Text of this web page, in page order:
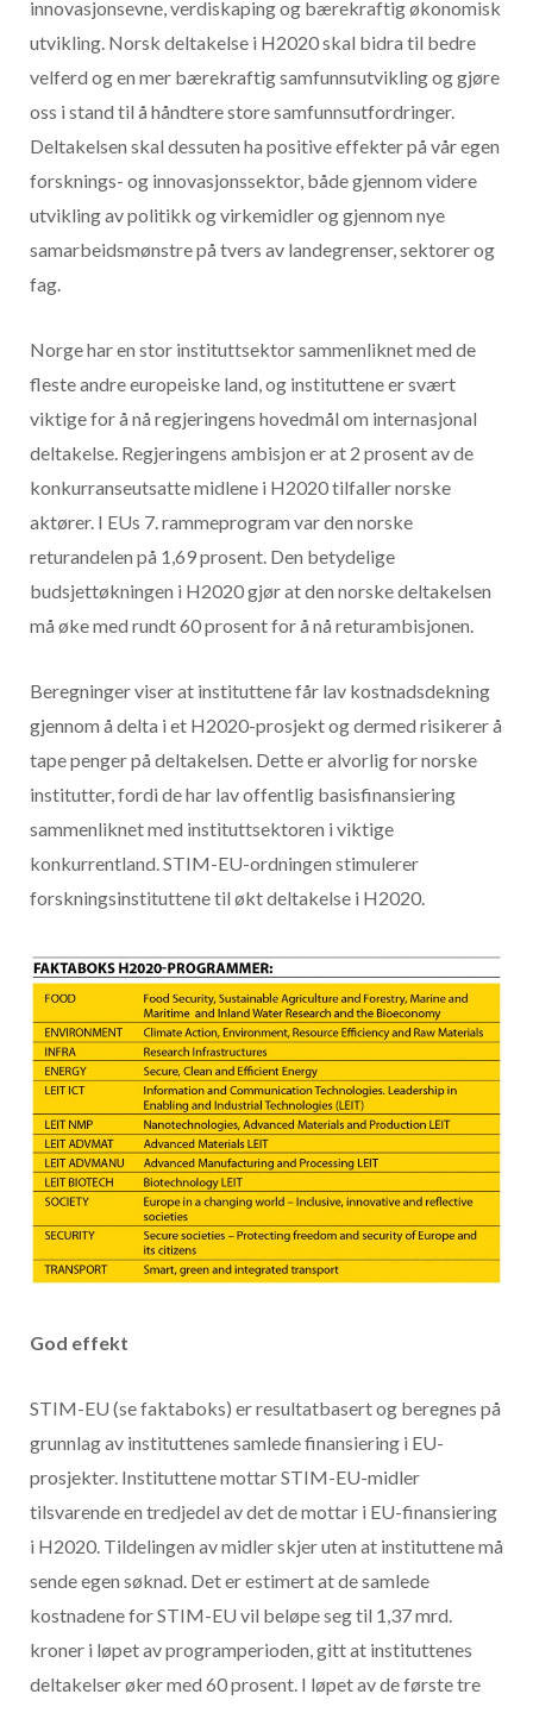
innovasjonsevne, verdiskaping og bærekraftig økonomisk
utvikling. Norsk deltakelse i H2020 skal bidra til bedre
velferd og en mer bærekraftig samfunnsutvikling og gjøre
oss i stand til å håndtere store samfunnsutfordringer.
Deltakelsen skal dessuten ha positive effekter på vår egen
forsknings- og innovasjonssektor, både gjennom videre
utvikling av politikk og virkemidler og gjennom nye
samarbeidsmønstre på tvers av landegrenser, sektorer og
fag.
Norge har en stor instituttsektor sammenliknet med de
fleste andre europeiske land, og instituttene er svært
viktige for å nå regjeringens hovedmål om internasjonal
deltakelse. Regjeringens ambisjon er at 2 prosent av de
konkurranseutsatte midlene i H2020 tilfaller norske
aktører. I EUs 7. rammeprogram var den norske
returandelen på 1,69 prosent. Den betydelige
budsjettøkningen i H2020 gjør at den norske deltakelsen
må øke med rundt 60 prosent for å nå returambisjonen.
Beregninger viser at instituttene får lav kostnadsdekning
gjennom å delta i et H2020-prosjekt og dermed risikerer å
tape penger på deltakelsen. Dette er alvorlig for norske
institutter, fordi de har lav offentlig basisfinansiering
sammenliknet med instituttsektoren i viktige
konkurrentland. STIM-EU-ordningen stimulerer
forskningsinstituttene til økt deltakelse i H2020.
God effekt
STIM-EU (se faktaboks) er resultatbasert og beregnes på
grunnlag av instituttenes samlede finansiering i EU-
prosjekter. Instituttene mottar STIM-EU-midler
tilsvarende en tredjedel av det de mottar i EU-finansiering
i H2020. Tildelingen av midler skjer uten at instituttene må
sende egen søknad. Det er estimert at de samlede
kostnadene for STIM-EU vil beløpe seg til 1,37 mrd.
kroner i løpet av programperioden, gitt at instituttenes
deltakelser øker med 60 prosent. I løpet av de første tre